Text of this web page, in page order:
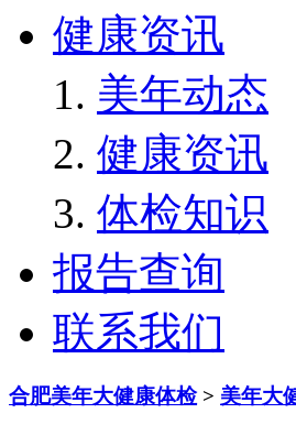
健康资讯
美年动态
健康资讯
体检知识
报告查询
联系我们
合肥美年大健康体检> 美年大